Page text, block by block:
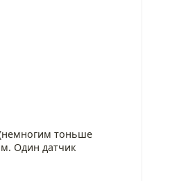
тоньше
Один датчик